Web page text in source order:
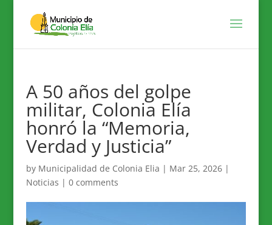
A 50 años del golpe
militar, Colonia Elía
honró la “Memoria,
Verdad y Justicia”
by Municipalidad de Colonia Elia | Mar 25, 2026|
Noticias | 0 comments